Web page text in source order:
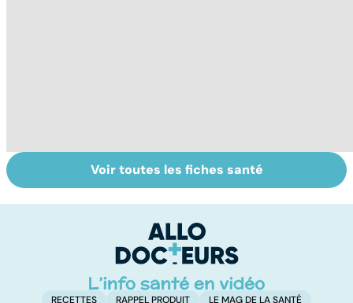
Automne-hiver,
le temps de la
Post-partum : un
bouleversement
naissance
Voir toutes les fiches santé
RECETTES RAPPEL PRODUIT LE MAG DE LA SANTÉ